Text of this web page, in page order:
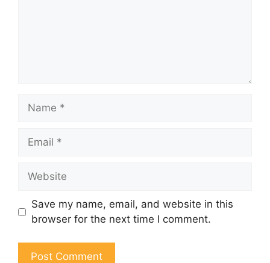
Name
Email
Website
Save my name, email, and website in this
browser for the next time I comment.